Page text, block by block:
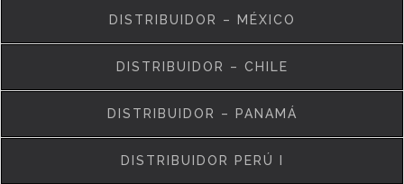
DISTRIBUIDOR – MÉXICO
DISTRIBUIDOR – CHILE
DISTRIBUIDOR – PANAMÁ
DISTRIBUIDOR PERÚ I